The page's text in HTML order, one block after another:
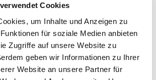
Cookies
um Inhalte und Anzeigen zu
für soziale Medien anbieten
Zugriffe auf unsere Website zu
geben wir Informationen zu Ihrer
Website an unsere Partner für
Jahr!
behaltet das Gute!“
der neuen Jahreslosung aus dem 1.
wünschen wir euch ein
JAHR 2025.